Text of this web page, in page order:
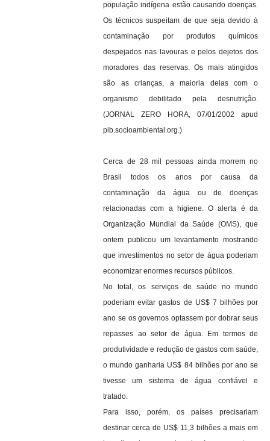
população indígena estão causando doenças.
Os técnicos suspeitam de que seja devido à
contaminação por produtos químicos
despejados nas lavouras e pelos dejetos dos
moradores das reservas. Os mais atingidos
são as crianças, a maioria delas com o
organismo debilitado pela desnutrição.
(JORNAL ZERO HORA, 07/01/2002 apud
pib.socioambiental.org.)
Cerca de 28 mil pessoas ainda morrem no
Brasil todos os anos por causa da
contaminação da água ou de doenças
relacionadas com a higiene. O alerta é da
Organização Mundial da Saúde (OMS), que
ontem publicou um levantamento mostrando
que investimentos no setor de água poderiam
economizar enormes recursos públicos.
No total, os serviços de saúde no mundo
poderiam evitar gastos de US$ 7 bilhões por
ano se os governos optassem por dobrar seus
repasses ao setor de água. Em termos de
produtividade e redução de gastos com saúde,
o mundo ganharia US$ 84 bilhões por ano se
tivesse um sistema de água confiável e
tratado.
Para isso, porém, os países precisariam
destinar cerca de US$ 11,3 bilhões a mais em